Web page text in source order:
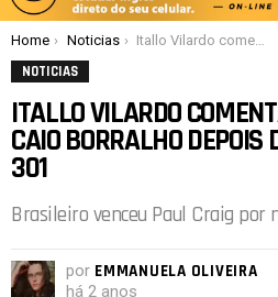
Você está aqui:
Home Noticias Itallo Vilardo comenta preparação de Caio Borralho depois da vitória no UFC 301
NOTICIAS
ITALLO VILARDO
CAIO BORRALHO DEPOIS
301
Brasileiro venceu Paul Craig por
por EMMANUELA OLIVEIRA
há 2 anos